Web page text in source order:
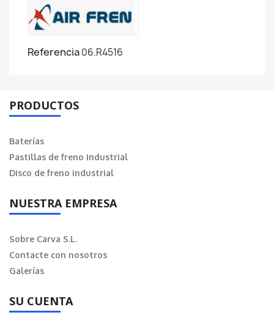
Referencia06.R4516
PRODUCTOS
Baterías
Pastillas de freno industrial
Disco de freno industrial
NUESTRA EMPRESA
Sobre Carva S.L.
Contacte con nosotros
Galerías
SU CUENTA